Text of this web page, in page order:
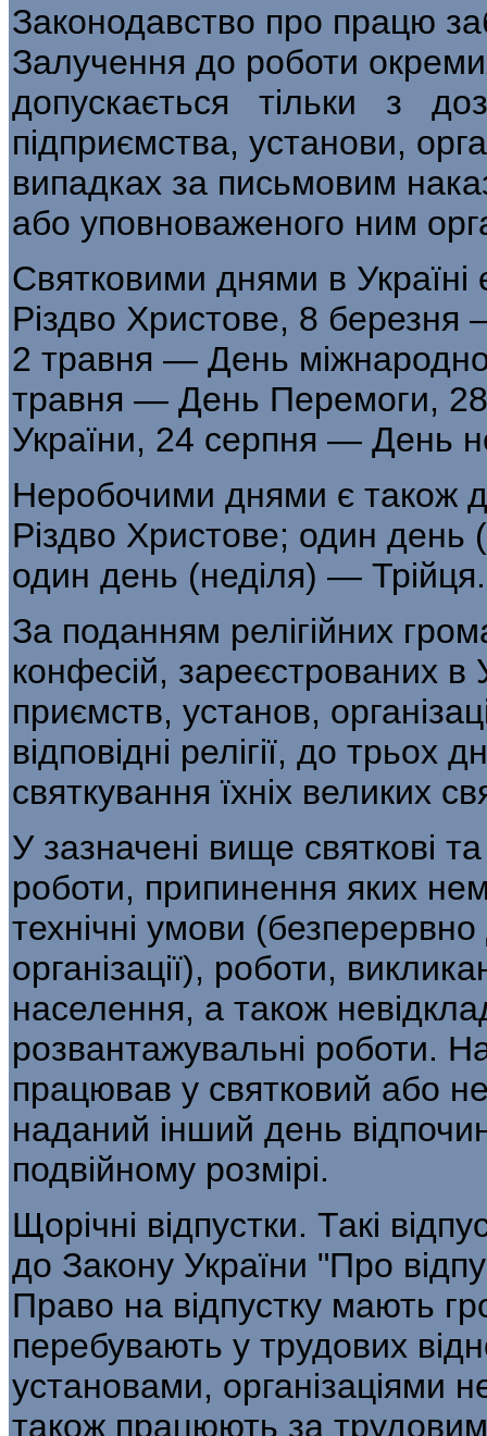
Законодавство про працю
Залучення до роботи
допускається тільки з
підприємства, установи,
випадках за письмовим
або уповноваженого ним
Святковими днями в
Різдво Христове, 8
2 травня — День
травня — День Перемоги,
України, 24 серпня — День
Неробочими днями є також
Різдво Христове; один
один день (неділя) — Трійця.
За поданням релігійних
конфесій, зареєстрованих в
приємств, установ,
відповідні релігії, до трьох
святкування їхніх великих
У зазначені вище святкові
роботи, припинення яких
технічні умови
організації), роботи,
населення, а також
розвантажувальні роботи.
працював у святковий або
наданий інший день
подвійному розмірі.
Щорічні відпустки. Такі
до Закону України "Про
Право на відпустку мають
перебувають у трудових
установами, організаціями
також працюють за